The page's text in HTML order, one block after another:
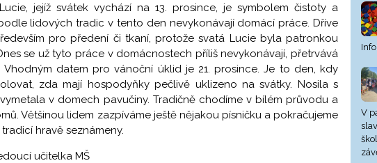
jejíž svátek vychází na 13. prosince, je symbolem čistoty a
lidových tradic v tento den nevykonávají domácí práce. Dříve
pro předení či tkaní, protože svatá Lucie byla patronkou
se už tyto práce v domácnostech příliš nevykonávají, přetrvává
Vhodným datem pro vánoční úklid je 21. prosince. Je to den, kdy
zda mají hospodyňky pečlivě uklizeno na svátky. Nosila s
v domech pavučiny. Tradičně chodíme v bílém průvodu a
Většinou lidem zazpíváme ještě nějakou písničku a pokračujeme
hravě seznámeny.
učitelka MŠ
V